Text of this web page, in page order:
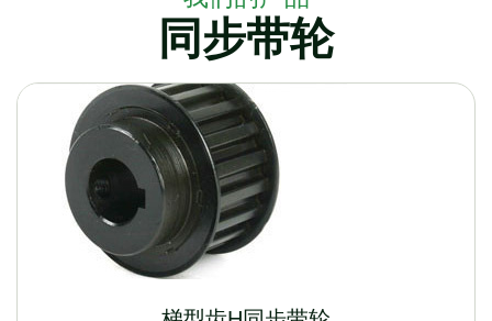
同步带轮